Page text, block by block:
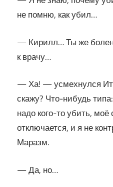
не помню, как убил…
— Кирилл… Ты же
к врачу…
— Ха! — усмехнулся
скажу? Что-нибудь
надо кого-то убить,
отключается, и я не
Маразм.
— Да, но…